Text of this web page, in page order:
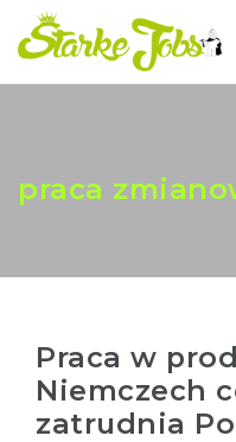
praca
Praca w
Niemczech
zatrudnia